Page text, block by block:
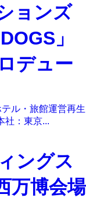
ョンズ
」
デュー
ル・旅館運営再生
社：東京...
ングス
万博会場